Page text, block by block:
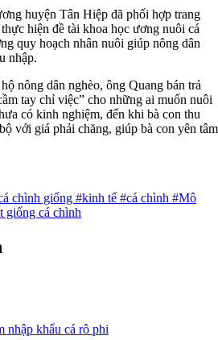
huyện Tân Hiệp đã phối hợp trang
hiện đề tài khoa học ương nuôi cá
quy hoạch nhân nuôi giúp nông dân
nhập.
nông dân nghèo, ông Quang bán trả
tay chỉ việc” cho những ai muốn nuôi
có kinh nghiệm, đến khi bà con thu
với giá phải chăng, giúp bà con yên tâm
chình giống #kinh tế #cá chình #Mô
giống cá chình
nhập khẩu cá rô phi